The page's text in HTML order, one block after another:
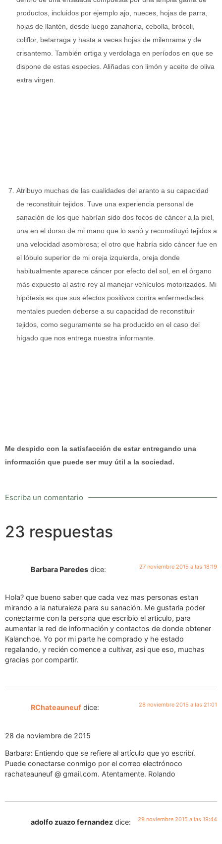
productos, incluidos por ejemplo ajo, nueces, hojas de parra,
hojas de llantén, desde luego zanahoria, cebolla, brócoli,
coliflor, betarraga y hasta a veces hojas de milenrama y de
crisantemo. También ortiga y verdolaga en períodos en que se
dispone de estas especies. Aliñadas con limón y aceite de oliva
extra virgen.
Atribuyo muchas de las cualidades del aranto a su capacidad
de reconstituir tejidos. Tuve una experiencia personal de
sanación de los que habrían sido dos focos de cáncer a la piel,
una en el dorso de mi mano que lo sanó y reconstituyó tejidos a
una velocidad asombrosa; el otro que habría sido cáncer fue en
el lóbulo superior de mi oreja izquierda, oreja donde
habitualmente aparece cáncer por efecto del sol, en el órgano
más expuesto al astro rey al manejar vehículos motorizados. Mi
hipótesis es que sus efectos positivos contra enfermedades
mentales pueden deberse a su capacidad de reconstituir
tejidos, como seguramente se ha producido en el caso del
hígado que nos entrega nuestra informante.
Me despido con la satisfacción de estar entregando una
información que puede ser muy útil a la sociedad.
Escriba un comentario
23 respuestas
Barbara Paredes dice: 27 noviembre 2015 a las 18:19
Hola? que bueno saber que cada vez mas personas estan
mirando a la naturaleza para su sanación. Me gustaria poder
conectarme con la persona que escribio el articulo, para
aumentar la red de información y contactos de donde obtener
Kalanchoe. Yo por mi parte he comprado y he estado
regalando, y recién comence a cultivar, asi que eso, muchas
gracias por compartir.
RChateauneuf dice: 28 noviembre 2015 a las 21:01
28 de noviembre de 2015
Barbara: Entiendo que se refiere al artículo que yo escribí.
Puede conectarse conmigo por el correo electrónoco
rachateauneuf @ gmail.com. Atentamente. Rolando
adolfo zuazo fernandez dice: 29 noviembre 2015 a las 19:44